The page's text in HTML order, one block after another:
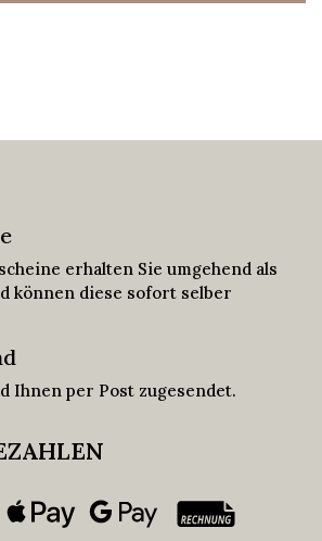
erhalten Sie umgehend als
können diese sofort selber
Ihnen per Post zugesendet.